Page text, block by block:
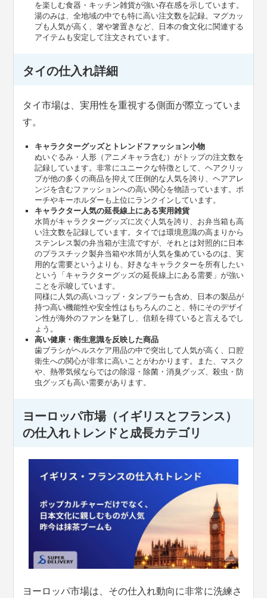
を楽しむ食器・キッチン雑貨が強い存在感を示しています。
湯のみは、全地域の中でも特に高い注文数を記録。マグカッ
プも人気が高く、箸や箸置きなど、日本の食文化に関連する
アイテムも安定して注文されています。
タイの仕入れ詳細
タイ市場は、実用性を重視する側面が際立っていま
す。
キャラクターグッズとトレンドファッション小物
ぬいぐるみ・人形（アニメキャラ含む）がトップの注文数を
記録しています。非常にユニークな特徴として、ヘアクリッ
プが他の多くの商品を抑えて圧倒的な人気を誇り、ヘアアレ
ンジを含むファッションへの高い関心を物語っています。ポ
ーチやキーホルダーも上位にランクインしています。
キャラクター人気の延長線上にある実用雑貨
水筒がキャラクターグッズに次ぐ人気を誇り、お弁当箱も高
い注文数を記録しています。タイでは環境意識の高まりから
ステンレス製の弁当箱が主流ですが、それとは対照的に日本
のプラスチック製弁当箱や水筒が人気を集めているのは、実
用的な需要というよりも、好きなキャラクターを所有したい
という「キャラクターグッズの延長線上にある需要」が強い
ことを示唆しています。
同様に人気の高いコップ・タンブラーも含め、日本の製品が
持つ高い機能性や安全性はもちろんのこと、特にそのデザイ
ン性が海外のファンを魅了し、信頼を得ていると言えるでし
ょう。
高い健康・衛生意識を反映した商品
歯ブラシがヘルスケア用品の中で突出して人気が高く、口腔
衛生への関心が非常に高いことがわかります。また、マスク
や、熱帯気候ならではの除湿・除菌・消臭グッズ、殺虫・防
虫グッズも高い需要があります。
ヨーロッパ市場（イギリスとフランス）
の仕入れトレンドと成長カテゴリ
ヨーロッパ市場は、その仕入れ動向に非常に洗練さ